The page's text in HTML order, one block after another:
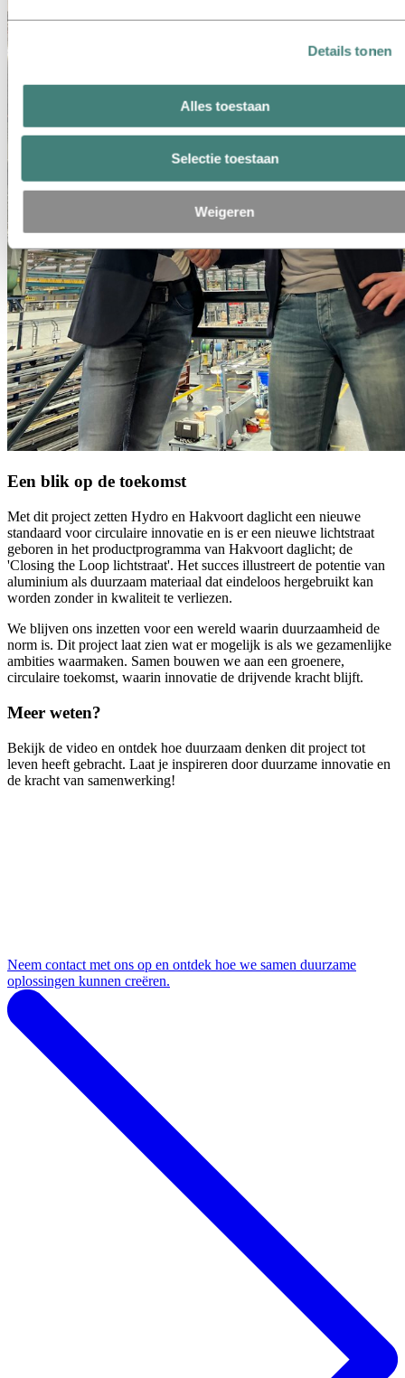
Details tonen
Alles toestaan
Selectie toestaan
Weigeren
Een blik op de toekomst
Met dit project zetten Hydro en Hakvoort daglicht een nieuwe
standaard voor circulaire innovatie en is er een nieuwe lichtstraat
geboren in het productprogramma van Hakvoort daglicht; de
'Closing the Loop lichtstraat'. Het succes illustreert de potentie van
aluminium als duurzaam materiaal dat eindeloos hergebruikt kan
worden zonder in kwaliteit te verliezen.
We blijven ons inzetten voor een wereld waarin duurzaamheid de
norm is. Dit project laat zien wat er mogelijk is als we gezamenlijke
ambities waarmaken. Samen bouwen we aan een groenere,
circulaire toekomst, waarin innovatie de drijvende kracht blijft.
Meer weten?
Bekijk de video en ontdek hoe duurzaam denken dit project tot
leven heeft gebracht. Laat je inspireren door duurzame innovatie en
de kracht van samenwerking!
Neem contact met ons op en ontdek hoe we samen duurzame
oplossingen kunnen creëren.